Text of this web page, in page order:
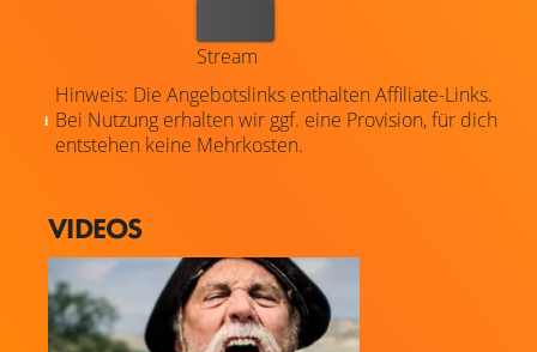
Stream
Hinweis: Die Angebotslinks enthalten Affiliate-Links.
Bei Nutzung erhalten wir ggf. eine Provision, für dich
entstehen keine Mehrkosten.
VIDEOS